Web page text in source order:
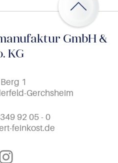
GmbH &
KG
1
Gerchsheim
92 05 - 0
feinkost.de